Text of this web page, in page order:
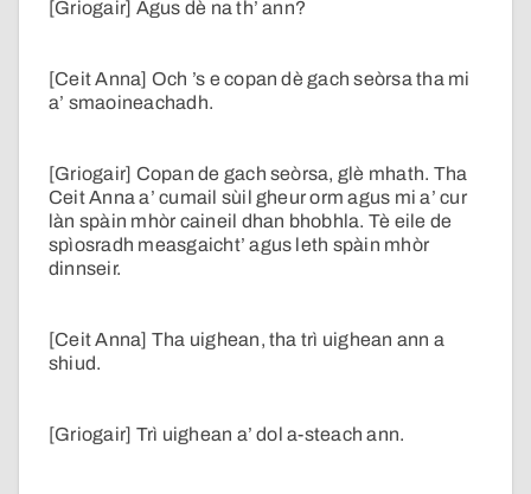
[Griogair] Agus dè na th’ ann?
[Ceit Anna] Och ’s e copan dè gach seòrsa tha mi
a’ smaoineachadh.
[Griogair] Copan de gach seòrsa, glè mhath. Tha
Ceit Anna a’ cumail sùil gheur orm agus mi a’ cur
làn spàin mhòr caineil dhan bhobhla. Tè eile de
spìosradh measgaicht’ agus leth spàin mhòr
dinnseir.
[Ceit Anna] Tha uighean, tha trì uighean ann a
shiud.
[Griogair] Trì uighean a’ dol a-steach ann.